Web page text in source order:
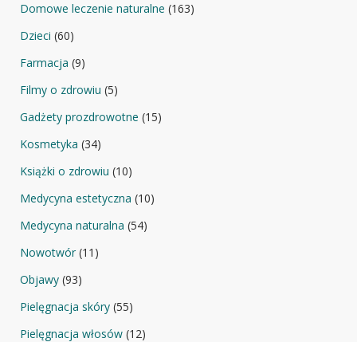
Domowe leczenie naturalne (163)
Dzieci (60)
Farmacja (9)
Filmy o zdrowiu (5)
Gadżety prozdrowotne (15)
Kosmetyka (34)
Książki o zdrowiu (10)
Medycyna estetyczna (10)
Medycyna naturalna (54)
Nowotwór(11)
Objawy (93)
Pielęgnacja skóry (55)
Pielęgnacja włosów (12)